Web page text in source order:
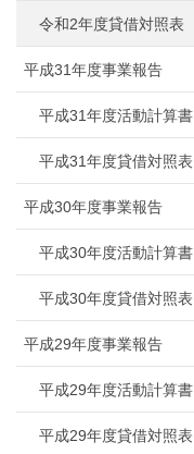
令和2年度貸借対照表
平成31年度事業報告
平成31年度活動計算書
平成31年度貸借対照表
平成30年度事業報告
平成30年度活動計算書
平成30年度貸借対照表
平成29年度事業報告
平成29年度活動計算書
平成29年度貸借対照表